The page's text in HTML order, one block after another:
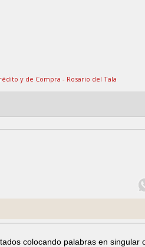
y de Compra - Rosario del Tala
colocando palabras en singular